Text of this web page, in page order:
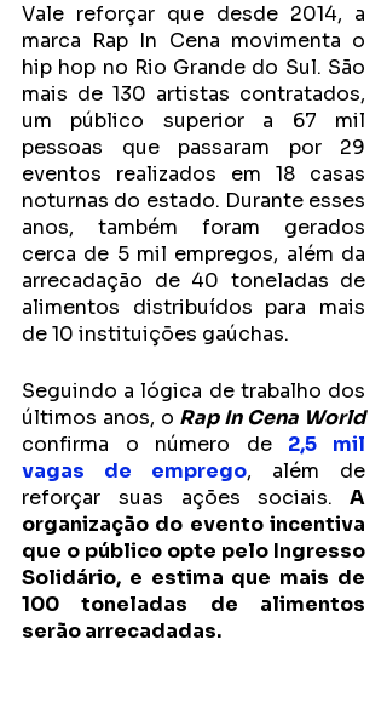
Vale reforçar que desde 2014, a
marca Rap In Cena movimenta o
hip hop no Rio Grande do Sul. São
mais de 130 artistas contratados,
um público superior a 67 mil
pessoas que passaram por 29
eventos realizados em 18 casas
noturnas do estado. Durante esses
anos, também foram gerados
cerca de 5 mil empregos, além da
arrecadação de 40 toneladas de
alimentos distribuídos para mais
de 10 instituições gaúchas.
Seguindo a lógica de trabalho dos
últimos anos, o
Rap In Cena World
confirma o número de 2,5 mil
vagas de emprego, além de
reforçar suas ações sociais. A
organização do evento incentiva
que o público opte pelo Ingresso
Solidário, e estima que mais de
100 toneladas de alimentos
serão arrecadadas.